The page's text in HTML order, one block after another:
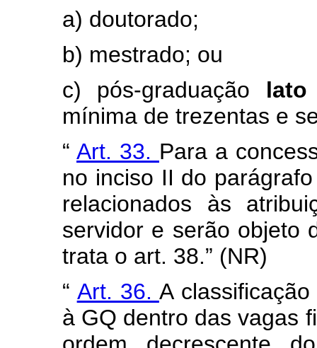
a) doutorado;
b) mestrado; ou
c) pós-graduação
mínima de trezentas e
“ Art. 33. Para a
no inciso II do
relacionados às
servidor e serão objeto
trata o art. 38.” (NR)
“ Art. 36. A
à GQ dentro das vagas